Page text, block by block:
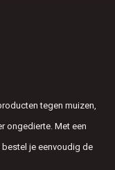
tegen muizen,
ongedierte. Met een
je eenvoudig de